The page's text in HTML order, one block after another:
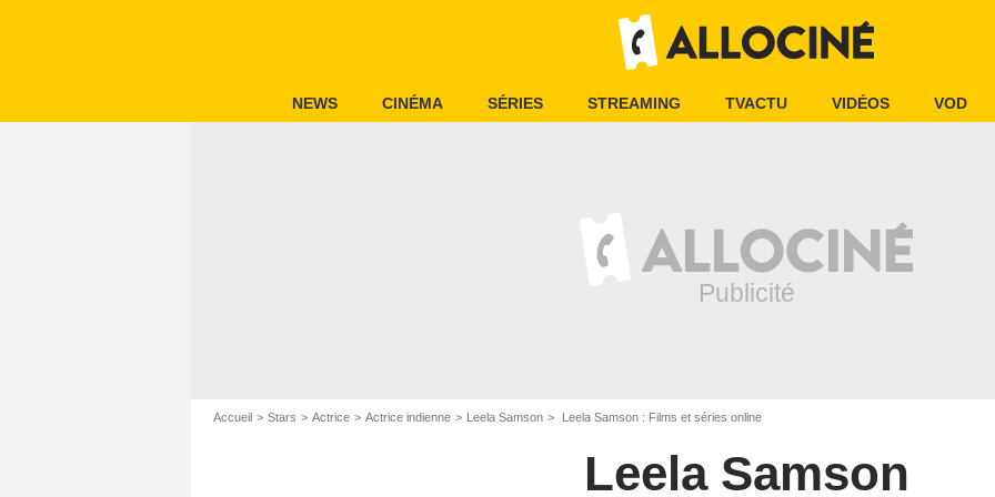
NEWS CINÉMA SÉRIES STREAMING TVACTU VIDÉOS VOD
Accueil Stars Actrice Actrice indienne Leela Samson Leela Samson : Films et séries online
Leela Samson